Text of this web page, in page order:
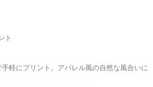
ト
軽にプリント。アパレル風の自然な風合いに